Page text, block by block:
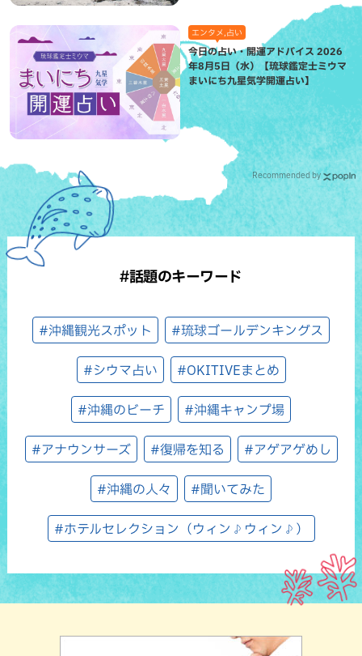
エンタメ,占い
今日の占い・開運アドバイス 2026
年8月5日（水）【琉球鑑定士ミウマ
まいにち九星気学開運占い】
Recommended by
#話題のキーワード
#沖縄観光スポット #琉球ゴールデンキングス
#シウマ占い #OKITIVEまとめ
#沖縄のビーチ #沖縄キャンプ場
#アナウンサーズ #復帰を知る #アゲアゲめし
#沖縄の人々 #聞いてみた
#ホテルセレクション（ウィン♪ウィン♪）